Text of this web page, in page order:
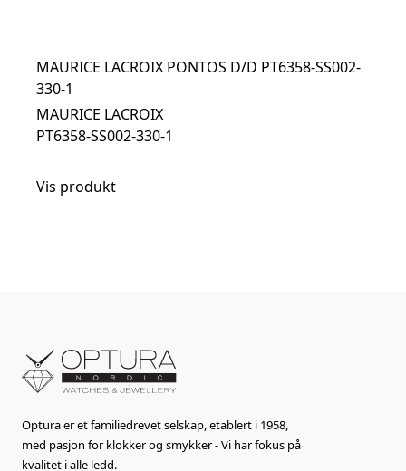
MAURICE LACROIX PONTOS D/D PT6358-SS002-
330-1
MAURICE LACROIX
PT6358-SS002-330-1
Vis produkt
Optura er et familiedrevet selskap, etablert i 1958,
med pasjon for klokker og smykker - Vi har fokus på
kvalitet i alle ledd.